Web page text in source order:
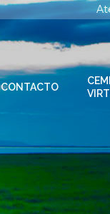
CONTACTO
0